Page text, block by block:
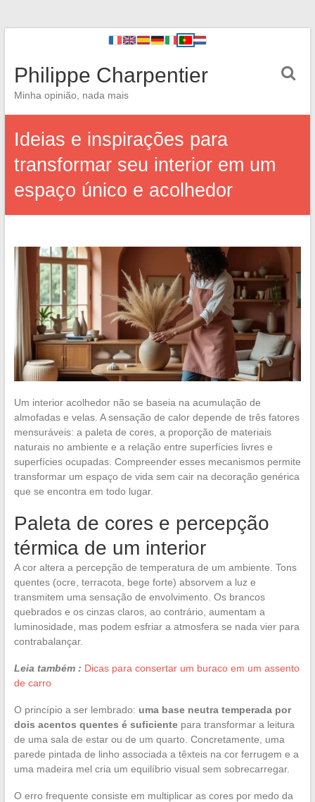
Philippe Charpentier
Minha opinião, nada mais
Ideias e inspirações para
transformar seu interior em um
espaço único e acolhedor
Um interior acolhedor não se baseia na acumulação de
almofadas e velas. A sensação de calor depende de três fatores
mensuráveis: a paleta de cores, a proporção de materiais
naturais no ambiente e a relação entre superfícies livres e
superfícies ocupadas. Compreender esses mecanismos permite
transformar um espaço de vida sem cair na decoração genérica
que se encontra em todo lugar.
Paleta de cores e percepção
térmica de um interior
A cor altera a percepção de temperatura de um ambiente. Tons
quentes (ocre, terracota, bege forte) absorvem a luz e
transmitem uma sensação de envolvimento. Os brancos
quebrados e os cinzas claros, ao contrário, aumentam a
luminosidade, mas podem esfriar a atmosfera se nada vier para
contrabalançar.
Leia também : Dicas para consertar um buraco em um assento
de carro
O princípio a ser lembrado: uma base neutra temperada por
dois acentos quentes é suficientepara transformar a leitura
de uma sala de estar ou de um quarto. Concretamente, uma
parede pintada de linho associada a têxteis na cor ferrugem e a
uma madeira mel cria um equilíbrio visual sem sobrecarregar.
O erro frequente consiste em multiplicar as cores por medo da